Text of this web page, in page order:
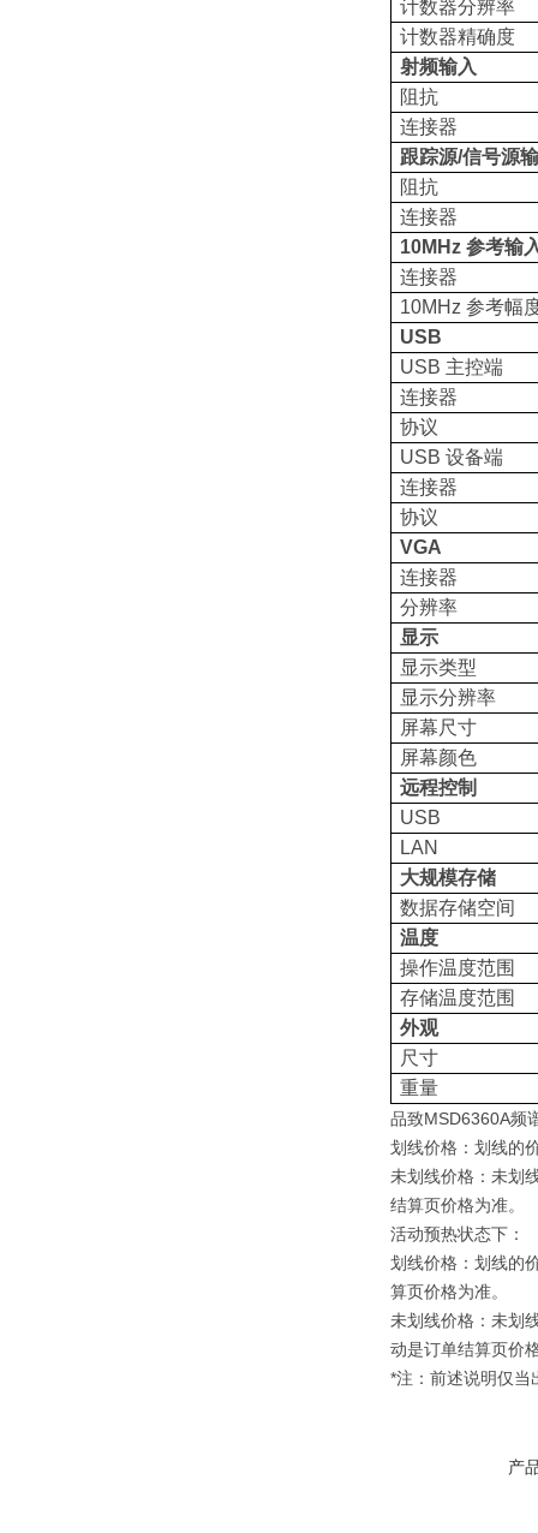
计数器分辨率
计数器精确度
射频输入
阻抗
连接器
跟踪源/信号源
阻抗
连接器
10MHz 参考输
连接器
10MHz 参考幅
USB
USB 主控端
连接器
协议
USB 设备端
连接器
协议
VGA
连接器
分辨率
显示
显示类型
显示分辨率
屏幕尺寸
屏幕颜色
远程控制
USB
LAN
大规模存储
数据存储空间
温度
操作温度范围
存储温度范围
外观
尺寸
重量
品致MSD6360A频
划线价格：划线的
未划线价格：未划
结算页价格为准。
活动预热状态下：
划线价格：划线的
算页价格为准。
未划线价格：未划
动是订单结算页价
*注：前述说明仅当
产